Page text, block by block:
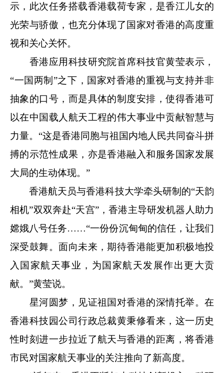
示，此次任务搭载香港载荷专家，是香江儿女的
光荣与骄傲，也充分体现了国家对香港的高度重
视和关心关怀。
香港应用科技研究院首席科技官黄莹表示，
“一国两制”之下，国家对香港的重视与支持并非
抽象的口号，而是具体的制度安排，使得香港可
以在中国载人航天工程的伟大事业中贡献智慧与
力量。“这是香港同胞与祖国内地人民共同奋斗拼
搏的示范性成果，亦是香港融入和服务国家发展
大局的生动体现。”
香港航天员与香港科技大学牵头研制的“天韵
相机”双双奔赴“天宫”，香港主导研发机器人助力
嫦娥八号任务……“一份份沉甸甸的信任，让我们
深受鼓舞。面向未来，期待香港能更加积极地投
入国家航天事业，为国家航天发展作出更大贡
献。”黄莹说。
星河圆梦，见证祖国对香港的深情托举。在
香港科技园公司行政总裁黄秉修看来，这一历史
性时刻进一步拉近了航天与香港的距离，将香港
市民对国家航天事业的关注推向了新高度。